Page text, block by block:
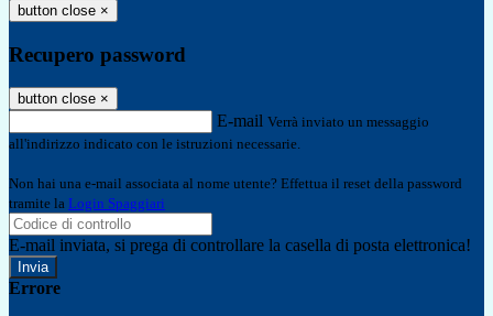
button close ×
Recupero password
button close ×
E-mail Verrà inviato un messaggio
all'indirizzo indicato con le istruzioni necessarie.
Non hai una e-mail associata al nome utente? Effettua il reset della password
tramite la Login Spaggiari
E-mail inviata, si prega di controllare la casella di posta elettronica!
Errore